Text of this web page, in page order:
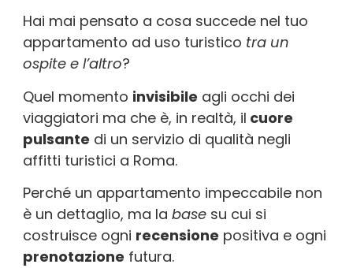
Hai mai pensato a cosa succede nel tuo
appartamento ad uso turistico tra un
ospite e l’altro?
Quel momento invisibile agli occhi dei
viaggiatori ma che è, in realtà, il cuore
pulsante di un servizio di qualità negli
affitti turistici a Roma.
Perché un appartamento impeccabile non
è un dettaglio, ma la base su cui si
costruisce ogni recensione positiva e ogni
prenotazione futura.